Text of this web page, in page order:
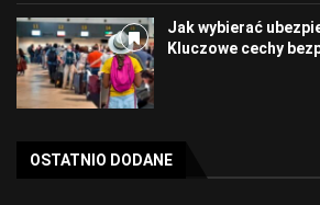
Jak wybierać
Kluczowe cechy
OSTATNIO DODANE